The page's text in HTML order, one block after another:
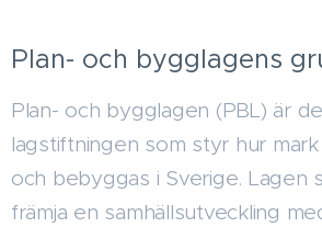
Plan- och bygglagens
Plan- och bygglagen (PBL) är
lagstiftningen som styr hur
och bebyggas i Sverige. Lagen
främja en samhällsutveckling